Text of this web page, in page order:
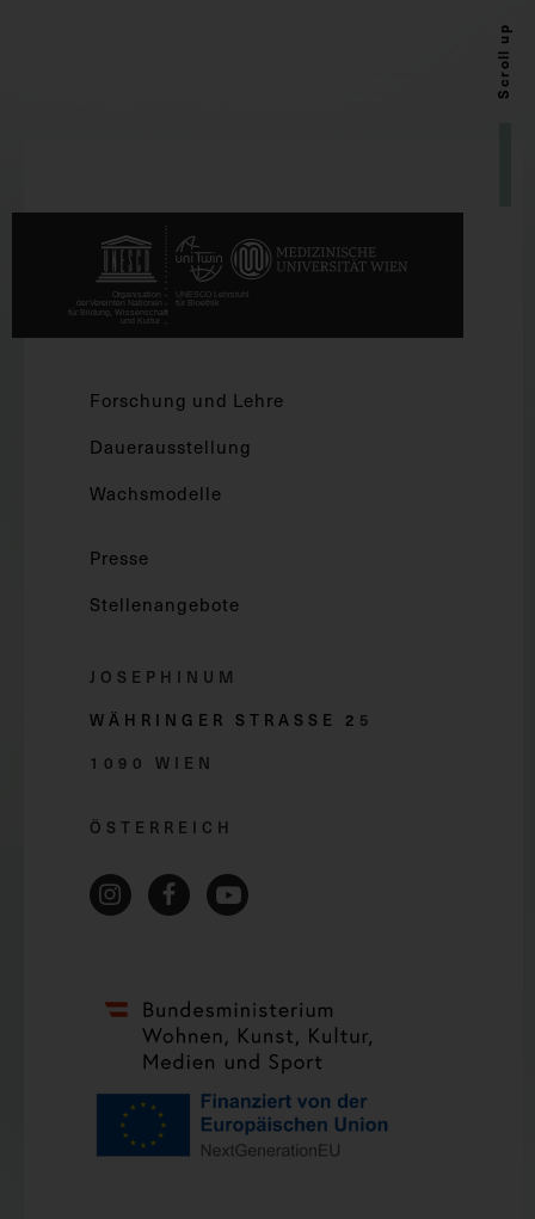
Scroll up
Forschung und Lehre
Dauerausstellung
Wachsmodelle
Presse
Stellenangebote
JOSEPHINUM
WÄHRINGER STRASSE 2 5
1090 WIEN
ÖSTERREICH